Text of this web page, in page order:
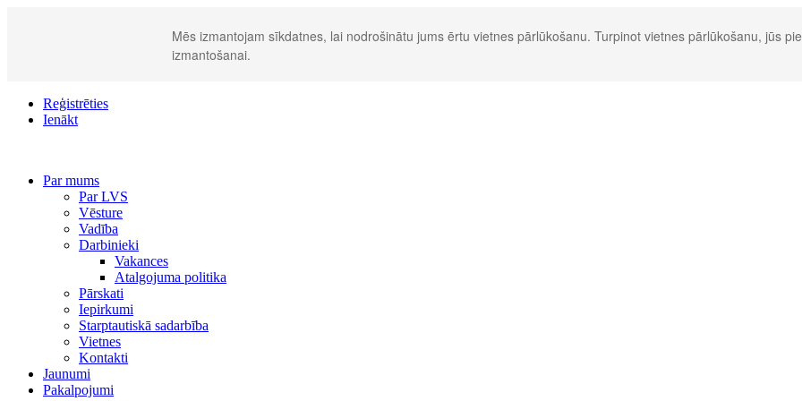
Mēs izmantojam sīkdatnes, lai nodrošinātu jums ērtu vietnes pārlūkošanu. Turpinot vietnes pārlūkošanu, jūs
izmantošanai.
Reģistrēties
Ienākt
Par mums
Par LVS
Vēsture
Vadība
Darbinieki
Vakances
Atalgojuma politika
Pārskati
Iepirkumi
Starptautiskā sadarbība
Vietnes
Kontakti
Jaunumi
Pakalpojumi